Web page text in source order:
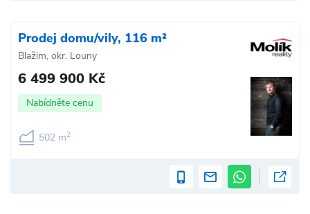
Prodej domu/vily, 116 m²
Blažim, okr. Louny
6 499 900 Kč
Nabídněte cenu
502 m2